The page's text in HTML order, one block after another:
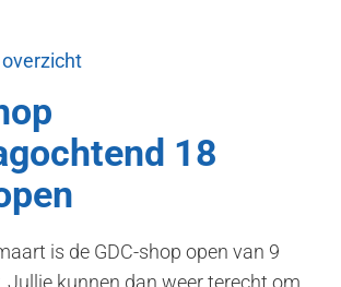
18
is de GDC-shop open van 9
Jullie kunnen dan weer terecht om